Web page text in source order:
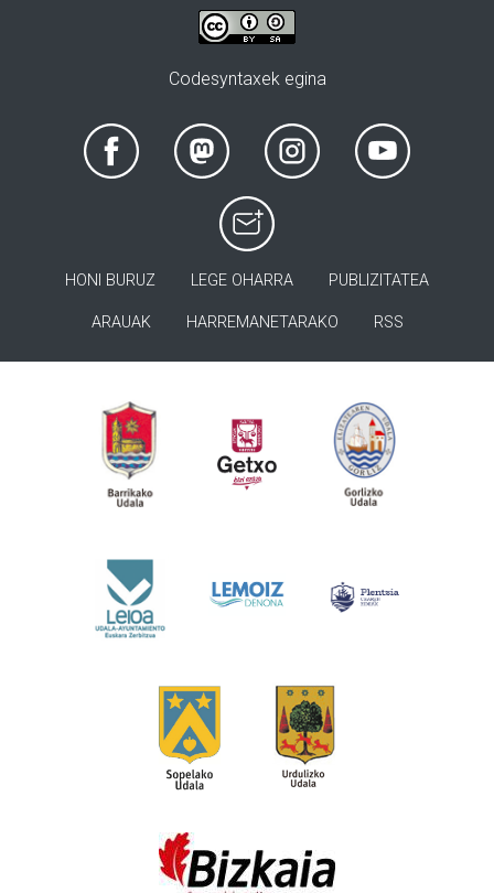
Codesyntaxek egina
HONI BURUZ LEGE OHARRA PUBLIZITATEA
ARAUAK HARREMANETARAKO RSS